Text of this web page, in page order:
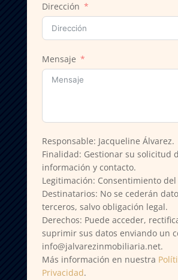
Dirección
Mensaje
Responsable: Jacqueline Álvarez.
Finalidad: Gestionar su solicitud
información y contacto.
Legitimación: Consentimiento
Destinatarios: No se cederán
terceros, salvo obligación legal.
Derechos: Puede acceder,
suprimir sus datos enviando un
info@jalvarezinmobiliaria.net.
Más información en nuestra
Privacidad.